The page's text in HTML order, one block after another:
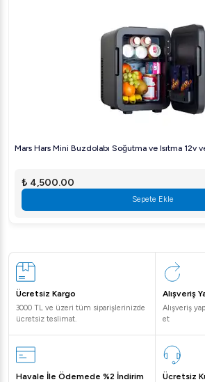
Mars Hars Mini Buzdolabı Soğutma ve Isıtma 12v
₺ 4,500.00
Sepete Ekle
Ücretsiz Kargo
3000 TL ve üzeri tüm siparişlerinizde
ücretsiz teslimat.
Alışveriş
Alışveriş
et
Havale İle Ödemede %2 İndirim Ücretsiz